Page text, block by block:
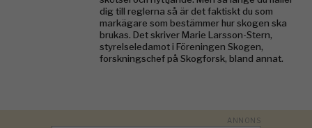
dig till reglerna så är det faktiskt du som
markägare som bestämmer hur skogen ska
brukas. Det skriver Marie Larsson-Stern,
styrelseledamot i Föreningen Skogen,
forskningschef på Skogforsk, bland annat.